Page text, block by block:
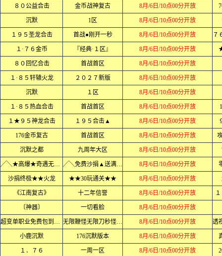
８０公益合击 金币战神复古 8月/6日/10点00分开放
沉默 1区 8月/6日/10点00分开放
１９５圣龙合击 首战●刚开一秒 8月/6日/10点00分开放
１·７６金币 『经典·１区』 8月/6日/10点00分开放
８０回忆合击 首战首区 8月/6日/10点00分开放
１·８５轩辕火龙 ２０２７新版 8月/6日/10点00分开放
沉默 １区 8月/6日/10点00分开放
１·８５热血合击 首战首区 8月/6日/10点00分开放
１★９５神龙合击 １９５合击▲ 8月/6日/10点00分开放
176金币复古 首战首区 8月/6日/10点00分开放
沉默之都 九周年大区 8月/6日/10点00分开放
╱╲★高爆★奇遇无限刀╱╲ ╱╲免费沙捐▲送满回馈╱ 8月/6日/10点00分开放
沙捐终极★★火龙 ★★30玩通关★★ 8月/6日/10点00分开放
《江南复古》 十二年信誉 8月/6日/10点00分开放
〔神器〕 一切看脸 8月/6日/10点00分开放
超变单职业免费包到终极 无限鞭怪无限刀秒怪如屠狗 8月/6日/10点00分开放
小鹿沉默 176沉默版本 8月/6日/10点00分开放
１．７６ 一周一区 8月/6日/10点00分开放